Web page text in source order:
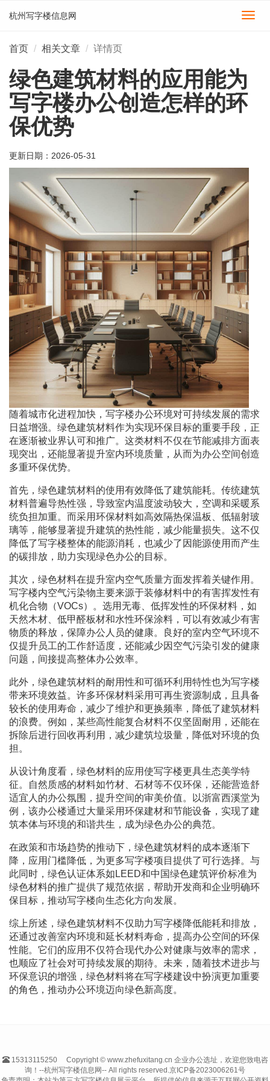
切
杭州写字楼信息网
首页 相关文章 详情页
绿色建筑材料的应用能为
写字楼办公创造怎样的环
保优势
更新日期： 2026-05-31
随着城市化进程加快，写字楼办公环境对可持续发展的需求
日益增强。绿色建筑材料作为实现环保目标的重要手段，正
在逐渐被业界认可和推广。这类材料不仅在节能减排方面表
现突出，还能显著提升室内环境质量，从而为办公空间创造
多重环保优势。
首先，绿色建筑材料的使用有效降低了建筑能耗。传统建筑
材料普遍导热性强，导致室内温度波动较大，空调和采暖系
统负担加重。而采用环保材料如高效隔热保温板、低辐射玻
璃等，能够显著提升建筑的热性能，减少能量损失。这不仅
降低了写字楼整体的能源消耗，也减少了因能源使用而产生
的碳排放，助力实现绿色办公的目标。
其次，绿色材料在提升室内空气质量方面发挥着关键作用。
写字楼内空气污染物主要来源于装修材料中的有害挥发性有
机化合物（VOCs）。选用无毒、低挥发性的环保材料，如
天然木材、低甲醛板材和水性环保涂料，可以有效减少有害
物质的释放，保障办公人员的健康。良好的室内空气环境不
仅提升员工的工作舒适度，还能减少因空气污染引发的健康
问题，间接提高整体办公效率。
此外，绿色建筑材料的耐用性和可循环利用特性也为写字楼
带来环境效益。许多环保材料采用可再生资源制成，且具备
较长的使用寿命，减少了维护和更换频率，降低了建筑材料
的浪费。例如，某些高性能复合材料不仅坚固耐用，还能在
拆除后进行回收再利用，减少建筑垃圾量，降低对环境的负
担。
从设计角度看，绿色材料的应用使写字楼更具生态美学特
征。自然质感的材料如竹材、石材等不仅环保，还能营造舒
适宜人的办公氛围，提升空间的审美价值。以浙富西溪堂为
例，该办公楼通过大量采用环保建材和节能设备，实现了建
筑本体与环境的和谐共生，成为绿色办公的典范。
在政策和市场趋势的推动下，绿色建筑材料的成本逐渐下
降，应用门槛降低，为更多写字楼项目提供了可行选择。与
此同时，绿色认证体系如LEED和中国绿色建筑评价标准为
绿色材料的推广提供了规范依据，帮助开发商和企业明确环
保目标，推动写字楼向生态化方向发展。
综上所述，绿色建筑材料不仅助力写字楼降低能耗和排放，
还通过改善室内环境和延长材料寿命，提高办公空间的环保
性能。它们的应用不仅符合现代办公对健康与效率的需求，
也顺应了社会对可持续发展的期待。未来，随着技术进步与
环保意识的增强，绿色材料将在写字楼建设中扮演更加重要
的角色，推动办公环境迈向绿色新高度。
15313115250
Copyright © www.zhefuxitang.cn 企业办公选址，欢迎您致电咨
询！--杭州写字楼信息网-- All rights reserved.京ICP备2023006261号